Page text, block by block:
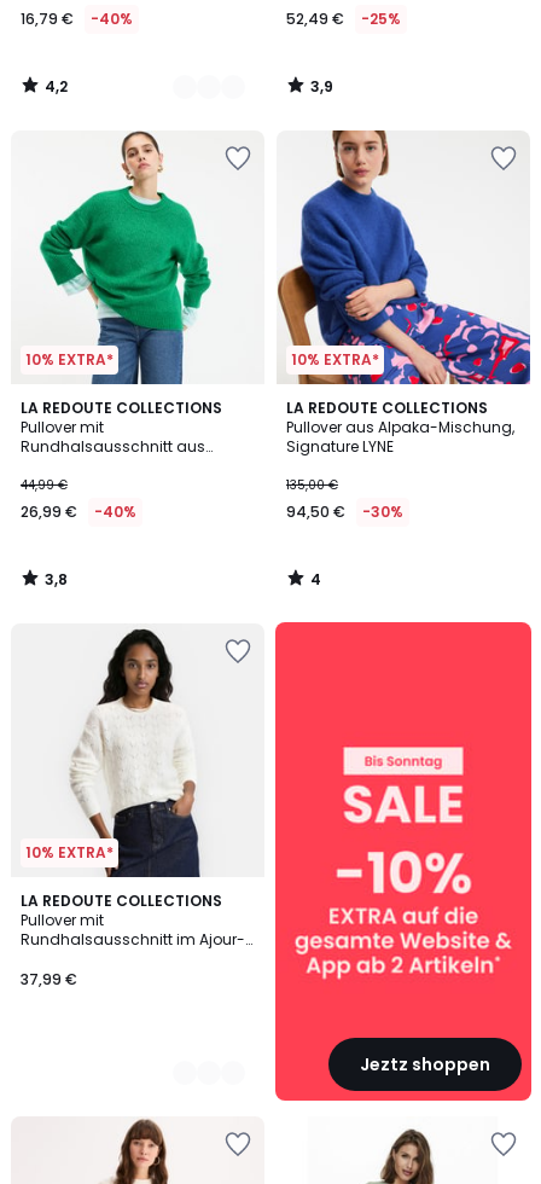
€
27,99
€
angewendet.
16,79 € -40%
4,2
/
52,49 € -25%
3,9
/
10% EXTRA*
LA REDOUTE COLLECTIONS
Pullover mit
Rundhalsausschnitt aus
44,99 €
26,99 € -40%
3,8
/ 5
3,8
/
10% EXTRA*
LA REDOUTE COLLECTIONS
Pullover aus Alpaka-Mischung,
Signature LYNE
135,00 €
94,50 € -30%
4
/
5
4
/
10% EXTRA*
LA REDOUTE COLLECTIONS
Pullover mit
Rundhalsausschnitt im Ajour-
37,99 €
4
Farben
Jeztz shoppen
SALE
Artikeln*